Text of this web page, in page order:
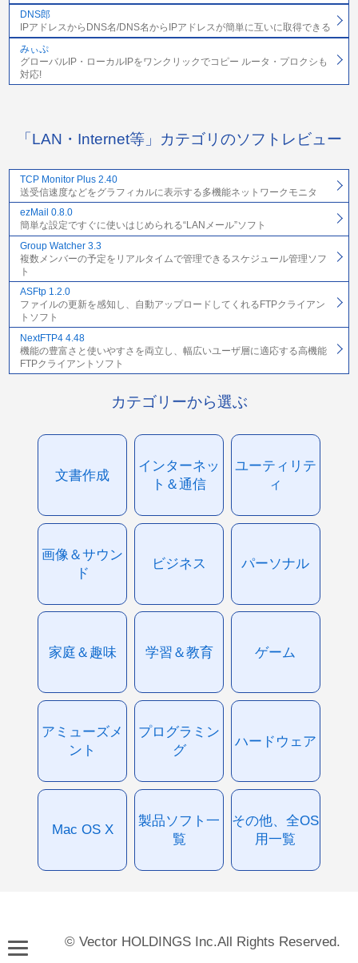
DNS郎
IPアドレスからDNS名/DNS名からIPアドレスが簡単に互いに取得できる
みぃぷ
グローバルIP・ローカルIPをワンクリックでコピー ルータ・プロクシも
対応!
「LAN・Internet等」カテゴリのソフトレビュー
TCP Monitor Plus 2.40
送受信速度などをグラフィカルに表示する多機能ネットワークモニタ
ezMail 0.8.0
簡単な設定ですぐに使いはじめられる“LANメール”ソフト
Group Watcher 3.3
複数メンバーの予定をリアルタイムで管理できるスケジュール管理ソフ
ト
ASFtp 1.2.0
ファイルの更新を感知し、自動アップロードしてくれるFTPクライアン
トソフト
NextFTP4 4.48
機能の豊富さと使いやすさを両立し、幅広いユーザ層に適応する高機能
FTPクライアントソフト
カテゴリーから選ぶ
文書作成
インターネッ
ト＆通信
ユーティリテ
ィ
画像＆サウン
ド
ビジネス パーソナル
家庭＆趣味 学習＆教育 ゲーム
アミューズメ
ント
プログラミン
グ
ハードウェア
Mac OS X
製品ソフト一
覧
その他、全OS
用一覧
© Vector HOLDINGS Inc.All Rights Reserved.